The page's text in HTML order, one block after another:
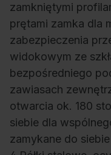
zamkniętymi
prętami zamka dla
zabezpieczenia
widokowym ze
bezpośredniego
zawiasach
otwarcia ok. 180
siebie dla
zamykane do